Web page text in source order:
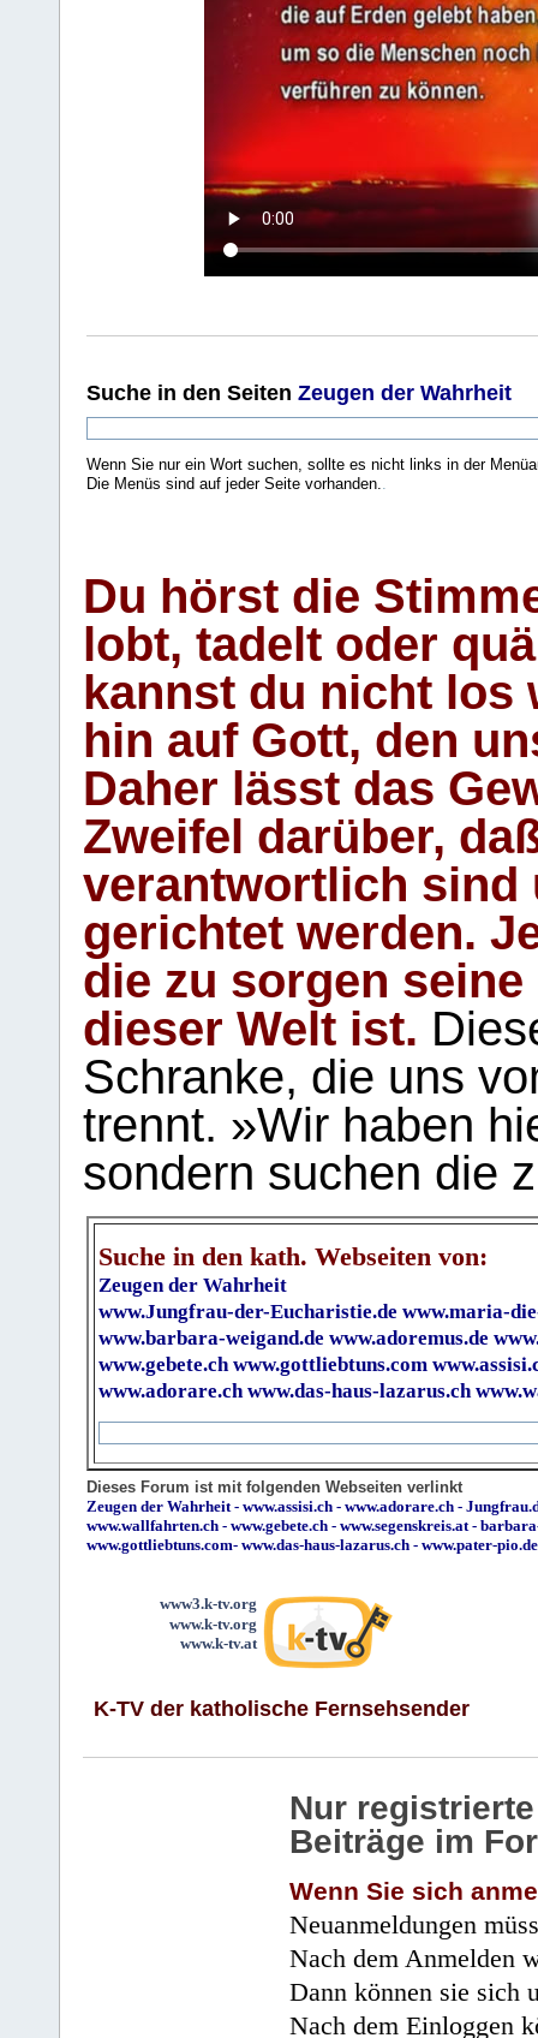
Suche in den Seiten Zeugen der Wahrheit
Wenn Sie nur ein Wort suchen, sollte es nicht links in der
Die Menüs sind auf jeder Seite vorhanden..
Du hörst die
lobt, tadelt oder
kannst du nicht los
hin auf Gott, den
Daher lässt das
Zweifel darüber,
verantwortlich sind
gerichtet werden.
die zu sorgen
dieser Welt ist.
Schranke, die uns
trennt. »Wir haben
sondern suchen die
Suche in den kath. Webseiten von:
Zeugen der Wahrheit
www.Jungfrau-der-Eucharistie.de www.maria-
www.barbara-weigand.de www.adoremus.de
www.gebete.ch www.gottliebtuns.com
www.adorare.ch www.das-haus-lazarus.ch
Dieses Forum ist mit folgenden Webseiten verlinkt
Zeugen der Wahrheit- www.assisi.ch - www.adorare.ch -
www.wallfahrten.ch - www.gebete.ch - www.segenskreis.at-
www.gottliebtuns.com- www.das-haus-lazarus.ch - www.pater-pio.de
www3.k-tv.org
www.k-tv.org
www.k-tv.at
K-TV der katholische Fernsehsender
Nur
Beiträge im
Wenn Sie sich
Neuanmeldungen
Nach dem Anmelden
Dann können sie sich
Nach dem Einloggen